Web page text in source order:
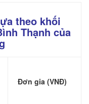
theo khối
Thạnh của
Đơn gia (VNĐ)